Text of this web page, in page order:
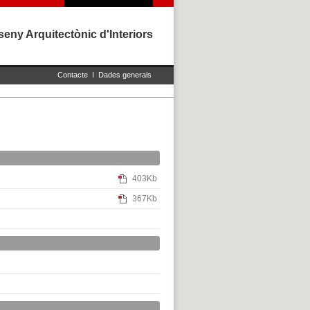
Arquitectònic d'Interiors
Contacte I Dades generals
403Kb
367Kb